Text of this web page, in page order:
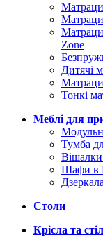
Zone
Дитячі
Тонкі
Меблі для
Тумба
Шафи в
Столи
Крісла та